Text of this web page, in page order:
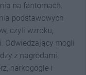
na fantomach.
podstawowych
czyli wzroku,
Odwiedzający mogli
z nagrodami,
narkogogle i